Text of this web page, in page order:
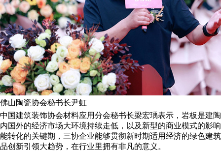
佛山陶瓷协会秘书长尹虹
中国建筑装饰协会材料应用分会秘书长梁宏瑀表示，岩板是建
内国外的经济市场大环境持续走低，以及新型的商业模式的影
能转化的关键期，三协企业能够贯彻新时期适用经济的绿色建
品创新引领大趋势，在行业里拥有非凡的意义。